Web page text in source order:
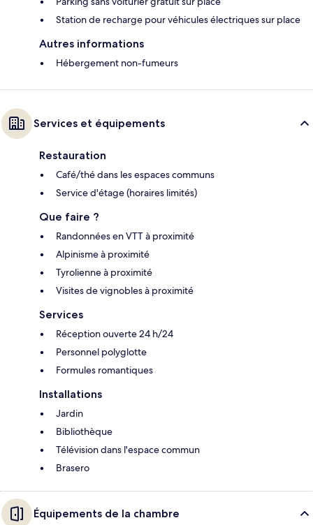
Station de recharge pour véhicules électriques sur place
Autres informations
Hébergement non-fumeurs
Services et équipements
Restauration
Café/thé dans les espaces communs
Service d'étage (horaires limités)
Que faire ?
Randonnées en VTT à proximité
Alpinisme à proximité
Tyrolienne à proximité
Visites de vignobles à proximité
Services
Réception ouverte 24 h/24
Personnel polyglotte
Formules romantiques
Installations
Jardin
Bibliothèque
Télévision dans l'espace commun
Brasero
Équipements de la chambre